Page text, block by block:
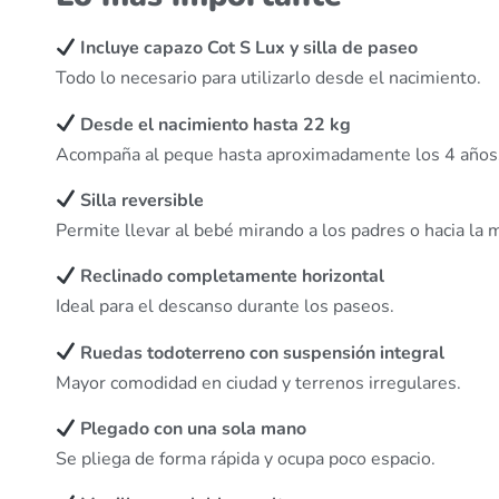
Incluye capazo Cot S Lux y silla de paseo
Todo lo necesario para utilizarlo desde el nacimiento.
Desde el nacimiento hasta 22 kg
Acompaña al peque hasta aproximadamente los 4
Silla reversible
Permite llevar al bebé mirando a los padres o hacia la
Reclinado completamente horizontal
Ideal para el descanso durante los paseos.
Ruedas todoterreno con suspensión integral
Mayor comodidad en ciudad y terrenos irregulares.
Plegado con una sola mano
Se pliega de forma rápida y ocupa poco espacio.